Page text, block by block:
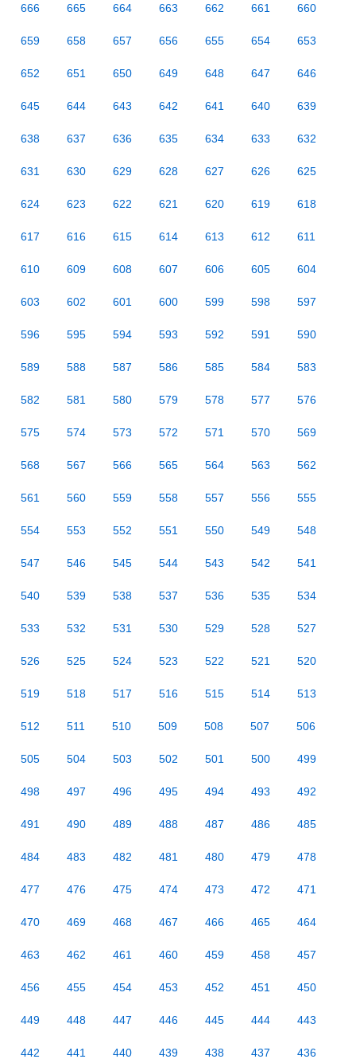
666 665 664 663 662 661 660
659 658 657 656 655 654 653
652 651 650 649 648 647 646
645 644 643 642 641 640 639
638 637 636 635 634 633 632
631 630 629 628 627 626 625
624 623 622 621 620 619 618
617 616 615 614 613 612 611
610 609 608 607 606 605 604
603 602 601 600 599 598 597
596 595 594 593 592 591 590
589 588 587 586 585 584 583
582 581 580 579 578 577 576
575 574 573 572 571 570 569
568 567 566 565 564 563 562
561 560 559 558 557 556 555
554 553 552 551 550 549 548
547 546 545 544 543 542 541
540 539 538 537 536 535 534
533 532 531 530 529 528 527
526 525 524 523 522 521 520
519 518 517 516 515 514 513
512 511 510 509 508 507 506
505 504 503 502 501 500 499
498 497 496 495 494 493 492
491 490 489 488 487 486 485
484 483 482 481 480 479 478
477 476 475 474 473 472 471
470 469 468 467 466 465 464
463 462 461 460 459 458 457
456 455 454 453 452 451 450
449 448 447 446 445 444 443
442 441 440 439 438 437 436